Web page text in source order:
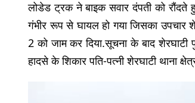
लोडेड ट्रक ने बाइक सवार दंपती को रौंदते
गंभीर रूप से घायल हो गया जिसका उपचार
2 को जाम कर दिया.सूचना के बाद शेरघाटी
हादसे के शिकार पति-पत्नी शेरघाटी थाना